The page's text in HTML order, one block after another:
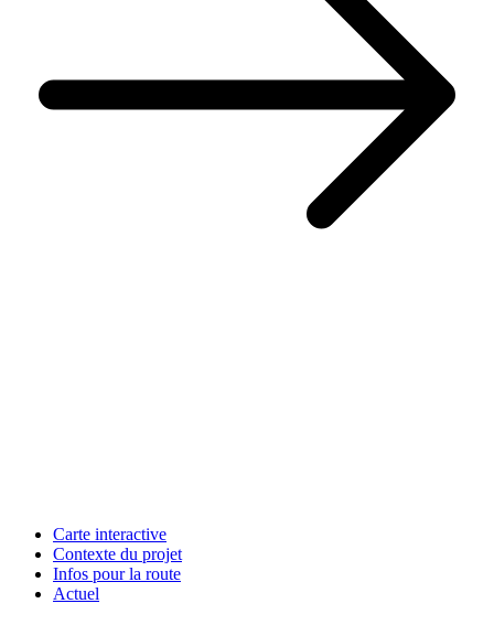
Carte interactive
Contexte du projet
Infos pour la route
Actuel